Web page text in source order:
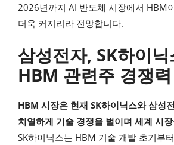
2026년까지 AI 반도체 시장에서 HBM
더욱 커지리라 전망합니다.
삼성전자, SK하이
HBM 관련주 경쟁
HBM 시장은 현재 SK하이닉스와 삼성
치열하게 기술 경쟁을 벌이며 세계 시
SK하이닉스는 HBM 기술 개발 초기부